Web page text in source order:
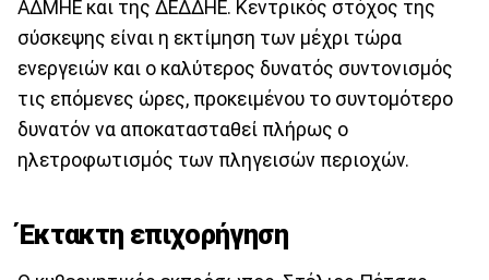
ΑΔΜΗΕ και της ΔΕΔΔΗΕ. Κεντρικός στόχος της
σύσκεψης είναι η εκτίμηση των μέχρι τώρα
ενεργειών και ο καλύτερος δυνατός συντονισμός
τις επόμενες ώρες, προκειμένου το συντομότερο
δυνατόν να αποκατασταθεί πλήρως ο
ηλετροφωτισμός των πληγεισών περιοχών.
Έκτακτη επιχορήγηση